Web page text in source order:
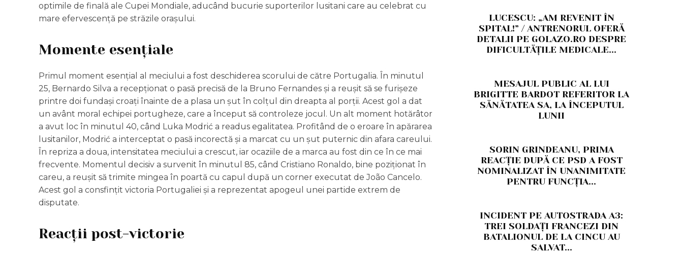
optimile de finală ale Cupei Mondiale, aducând bucurie suporterilor lusitani care au celebrat cu
mare efervescență pe străzile orașului.
Momente esențiale
Primul moment esențial al meciului a fost deschiderea scorului de către Portugalia. În minutul
25, Bernardo Silva a recepționat o pasă precisă de la Bruno Fernandes și a reușit să se furișeze
printre doi fundași croați înainte de a plasa un șut în colțul din dreapta al porții. Acest gol a dat
un avânt moral echipei portugheze, care a început să controleze jocul. Un alt moment hotărâtor
a avut loc în minutul 40, când Luka Modrić a readus egalitatea. Profitând de o eroare în apărarea
lusitanilor, Modrić a interceptat o pasă incorectă și a marcat cu un șut puternic din afara careului.
În repriza a doua, intensitatea meciului a crescut, iar ocaziile de a marca au fost din ce în ce mai
frecvente. Momentul decisiv a survenit în minutul 85, când Cristiano Ronaldo, bine poziționat în
careu, a reușit să trimite mingea în poartă cu capul după un corner executat de João Cancelo.
Acest gol a consfințit victoria Portugaliei și a reprezentat apogeul unei partide extrem de
disputate.
Reacții post-victorie
LUCESCU: „AM REVENIT ÎN
SPITAL!” / ANTRENORUL OFERĂ
DETALII PE GOLAZO.RO DESPRE
DIFICULTĂȚILE MEDICALE...
MESAJUL PUBLIC AL LUI
BRIGITTE BARDOT REFERITOR LA
SĂNĂTATEA SA, LA ÎNCEPUTUL
LUNII
SORIN GRINDEANU, PRIMA
REACȚIE DUPĂ CE PSD A FOST
NOMINALIZAT ÎN UNANIMITATE
PENTRU FUNCȚIA...
INCIDENT PE AUTOSTRADA A3:
TREI SOLDAȚI FRANCEZI DIN
BATALIONUL DE LA CINCU AU
SALVAT...